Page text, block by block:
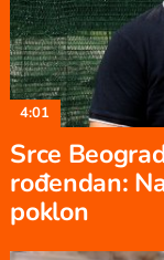
4:01
Srce
rođendan:
poklon